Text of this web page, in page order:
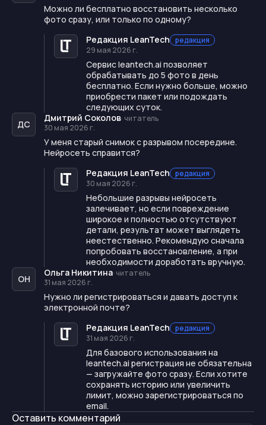
Можно ли бесплатно восстановить несколько
фото сразу, или только по одному?
Редакция LeanTech редакция
29 мая 2026 г.
Сервис leantech.ai позволяет
обрабатывать до 5 фото в день
бесплатно. Если нужно больше, можно
приобрести пакет или подождать
следующих суток.
ДС
Дмитрий Соколов· читатель
30 мая 2026 г.
У меня старый снимок с разрывом посередине.
Нейросеть справится?
Редакция LeanTech редакция
30 мая 2026 г.
Небольшие разрывы нейросеть
залечивает, но если повреждение
широкое и полностью отсутствуют
детали, результат может выглядеть
неестественно. Рекомендую сначала
попробовать восстановление, а при
необходимости доработать вручную.
ОН
Ольга Никитина· читатель
31 мая 2026 г.
Нужно ли регистрироваться и давать доступ к
электронной почте?
Редакция LeanTech редакция
31 мая 2026 г.
Для базового использования на
leantech.ai регистрация не обязательна
— загружайте фото сразу. Если хотите
сохранять историю или увеличить
лимит, можно зарегистрироваться по
email.
Оставить комментарий